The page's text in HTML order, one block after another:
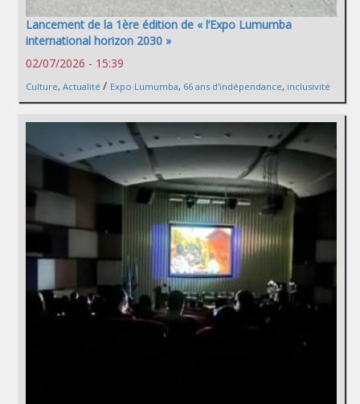
Lancement de la 1ère édition de « l’Expo Lumumba
international horizon 2030 »
02/07/2026 - 15:39
Culture, Actualité / Expo Lumumba, 66 ans d'indépendance, inclusivité